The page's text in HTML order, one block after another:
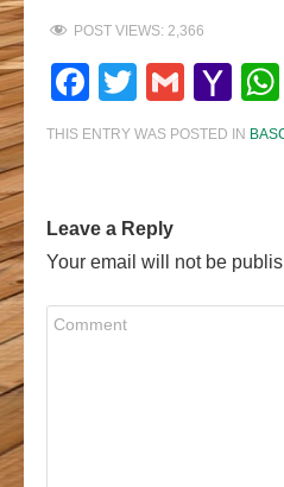
POST VIEWS: 2,366
Facebook
Twitter
Gmail
THIS ENTRY WAS POSTED IN
Leave a Reply
Your email will not be